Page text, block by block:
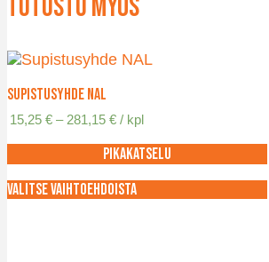
Tutustu myös
Supistusyhde NAL
15,25€ – 281,15€Hintaluokka:
-
281,15 €
/ kpl
Pikakatselu
Valitse vaihtoehdoista